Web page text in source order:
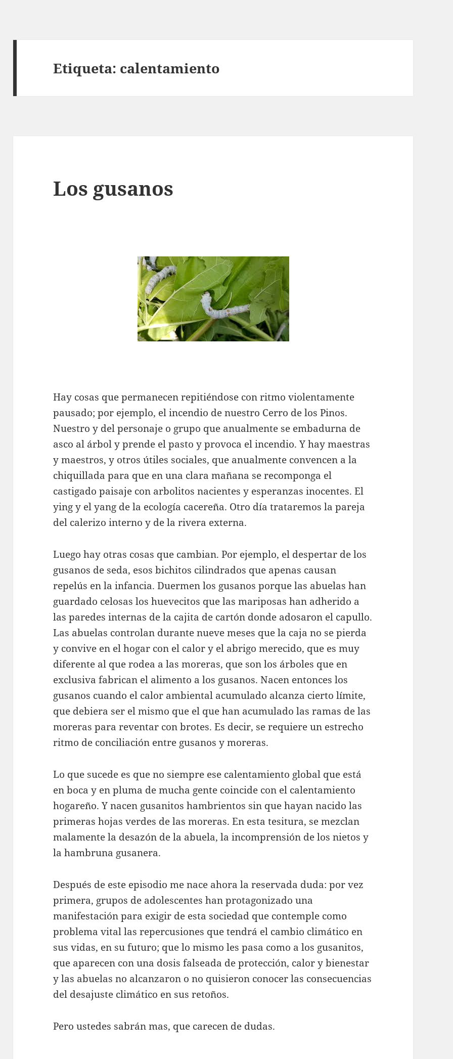
Etiqueta: calentamiento
Los gusanos
Hay cosas que permanecen repitiéndose con ritmo violentamente
pausado; por ejemplo, el incendio de nuestro Cerro de los Pinos.
Nuestro y del personaje o grupo que anualmente se embadurna de
asco al árbol y prende el pasto y provoca el incendio. Y hay maestras
y maestros, y otros útiles sociales, que anualmente convencen a la
chiquillada para que en una clara mañana se recomponga el
castigado paisaje con arbolitos nacientes y esperanzas inocentes. El
ying y el yang de la ecología cacereña. Otro día trataremos la pareja
del calerizo interno y de la rivera externa.
Luego hay otras cosas que cambian. Por ejemplo, el despertar de los
gusanos de seda, esos bichitos cilindrados que apenas causan
repelús en la infancia. Duermen los gusanos porque las abuelas han
guardado celosas los huevecitos que las mariposas han adherido a
las paredes internas de la cajita de cartón donde adosaron el capullo.
Las abuelas controlan durante nueve meses que la caja no se pierda
y convive en el hogar con el calor y el abrigo merecido, que es muy
diferente al que rodea a las moreras, que son los árboles que en
exclusiva fabrican el alimento a los gusanos. Nacen entonces los
gusanos cuando el calor ambiental acumulado alcanza cierto límite,
que debiera ser el mismo que el que han acumulado las ramas de las
moreras para reventar con brotes. Es decir, se requiere un estrecho
ritmo de conciliación entre gusanos y moreras.
Lo que sucede es que no siempre ese calentamiento global que está
en boca y en pluma de mucha gente coincide con el calentamiento
hogareño. Y nacen gusanitos hambrientos sin que hayan nacido las
primeras hojas verdes de las moreras. En esta tesitura, se mezclan
malamente la desazón de la abuela, la incomprensión de los nietos y
la hambruna gusanera.
Después de este episodio me nace ahora la reservada duda: por vez
primera, grupos de adolescentes han protagonizado una
manifestación para exigir de esta sociedad que contemple como
problema vital las repercusiones que tendrá el cambio climático en
sus vidas, en su futuro; que lo mismo les pasa como a los gusanitos,
que aparecen con una dosis falseada de protección, calor y bienestar
y las abuelas no alcanzaron o no quisieron conocer las consecuencias
del desajuste climático en sus retoños.
Pero ustedes sabrán mas, que carecen de dudas.